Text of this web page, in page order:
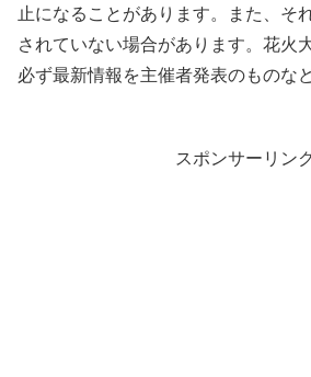
止になることがあります。また、そ
されていない場合があります。花火
必ず最新情報を主催者発表のものな
スポンサーリンク